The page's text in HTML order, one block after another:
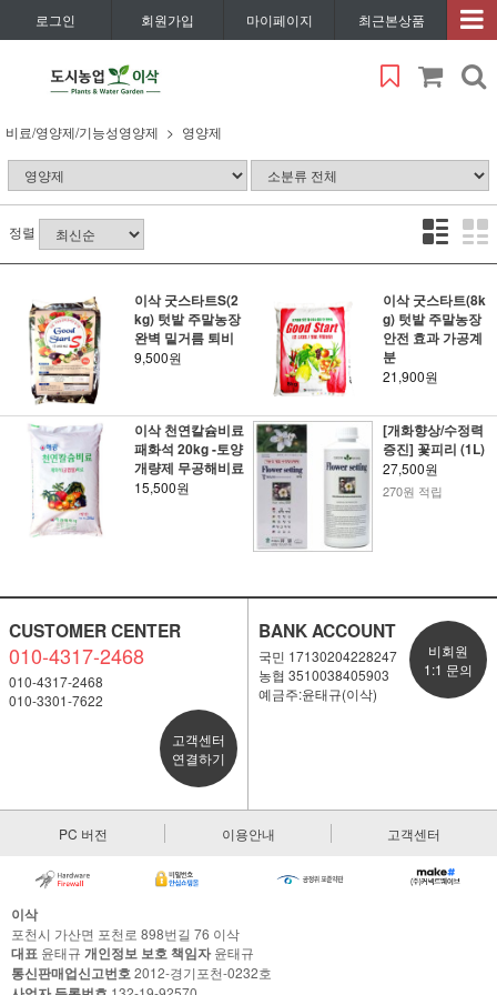
로그인 회원가입 마이페이지 최근본상품
비료/영양제/기능성영양제 영양제
정렬
이삭 굿스타트S(2
kg) 텃밭 주말농장
완벽 밑거름 퇴비
9,500원
이삭 굿스타트(8k
g) 텃밭 주말농장
안전 효과 가공계
분
21,900원
이삭 천연칼슘비료
패화석 20kg -토양
개량제 무공해비료
15,500원
[개화향상/수정력
증진] 꽃피리 (1L)
27,500원
270원 적립
CUSTOMER CENTER
010-4317-2468
010-4317-2468
010-3301-7622
고객센터
연결하기
BANK ACCOUNT
국민 17130204228247
농협 3510038405903
예금주:윤태규(이삭)
비회원
1:1 문의
PC 버전 이용안내 고객센터
이삭
포천시 가산면 포천로 898번길 76 이삭
대표 윤태규 개인정보 보호 책임자윤태규
통신판매업신고번호2012-경기포천-0232호